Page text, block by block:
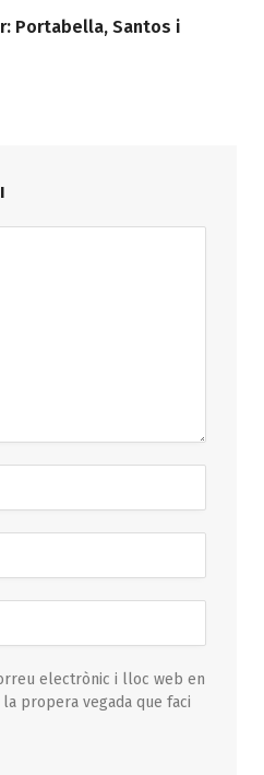
Portabella, Santos i
electrònic i lloc web en
propera vegada que faci